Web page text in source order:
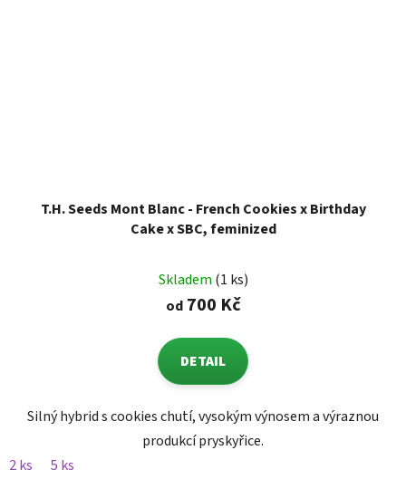
T.H. Seeds Mont Blanc - French Cookies x Birthday
Cake x SBC, feminized
Skladem (1 ks)
od700 Kč
DETAIL
Silný hybrid s cookies chutí, vysokým výnosem a výraznou
produkcí pryskyřice.
2 ks
5 ks